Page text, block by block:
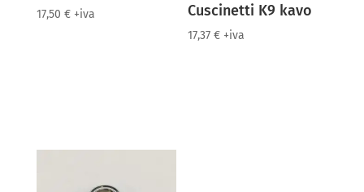
17,50 € +iva Cuscinetti K9 kavo
17,37€ +iva